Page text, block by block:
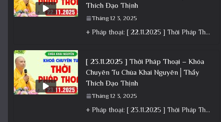
Thích Đạo Thịnh
Tháng 12 3, 2025
+ Pháp thoại: [ 22.11.2025 ] Thời Pháp Thoại – Khóa Chuyên Tu Chùa Khai Nguyên │ Thầy Thích Đạo
[ 23.11.2025 ] Thời Pháp Thoại – Khóa
Chuyên Tu Chùa Khai Nguyên│Thầy
Thích Đạo Thịnh
Tháng 12 3, 2025
+ Pháp thoại: [ 23.11.2025 ] Thời Pháp Thoại – Khóa Chuyên Tu Chùa Khai Nguyên│Thầy Thích Đạo Thịnh +